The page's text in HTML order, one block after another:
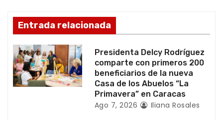
d
e
e
n
Entrada relacionada
Presidenta Delcy Rodríguez
comparte con primeros 200
beneficiarios de la nueva
Casa de los Abuelos “La
Primavera” en Caracas
Ago 7, 2026 Iliana Rosales